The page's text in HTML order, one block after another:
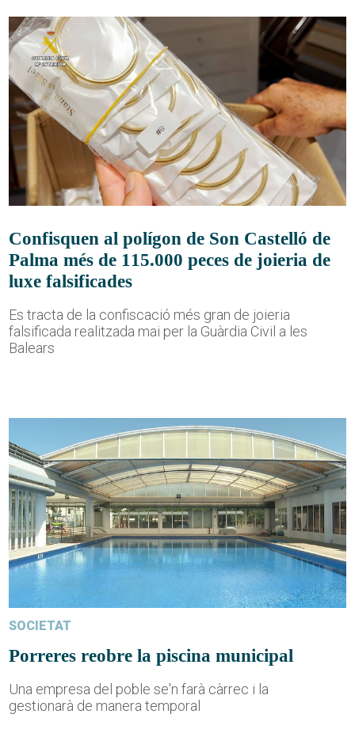
Confisquen al polígon de Son Castelló de
Palma més de 115.000 peces de joieria de
luxe falsificades
Es tracta de la confiscació més gran de joieria
falsificada realitzada mai per la Guàrdia Civil a les
Balears
SOCIETAT
Porreres reobre la piscina municipal
Una empresa del poble se'n farà càrrec i la
gestionarà de manera temporal